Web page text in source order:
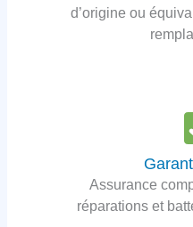
d’origine ou
Assurance
réparations et